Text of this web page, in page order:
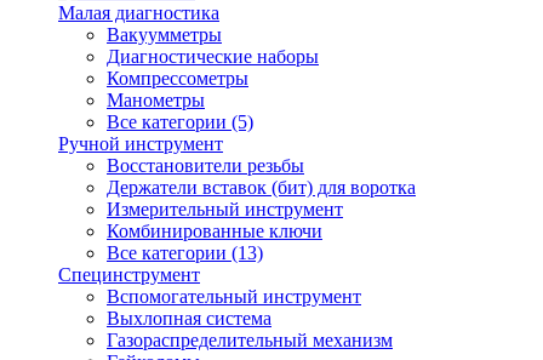
Малая диагностика
Вакуумметры
Диагностические наборы
Компрессометры
Манометры
Все категории (5)
Ручной инструмент
Восстановители резьбы
Держатели вставок (бит) для воротка
Измерительный инструмент
Комбинированные ключи
Все категории (13)
Специнструмент
Вспомогательный инструмент
Выхлопная система
Газораспределительный механизм